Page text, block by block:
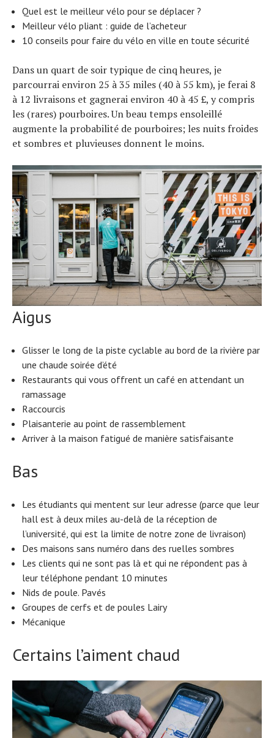
Quel est le meilleur vélo pour se déplacer ?
Meilleur vélo pliant : guide de l’acheteur
10 conseils pour faire du vélo en ville en toute sécurité
Dans un quart de soir typique de cinq heures, je
parcourrai environ 25 à 35 miles (40 à 55 km), je ferai 8
à 12 livraisons et gagnerai environ 40 à 45 £, y compris
les (rares) pourboires. Un beau temps ensoleillé
augmente la probabilité de pourboires; les nuits froides
et sombres et pluvieuses donnent le moins.
Aigus
Glisser le long de la piste cyclable au bord de la rivière par
une chaude soirée d’été
Restaurants qui vous offrent un café en attendant un
ramassage
Raccourcis
Plaisanterie au point de rassemblement
Arriver à la maison fatigué de manière satisfaisante
Bas
Les étudiants qui mentent sur leur adresse (parce que leur
hall est à deux miles au-delà de la réception de
l’université, qui est la limite de notre zone de livraison)
Des maisons sans numéro dans des ruelles sombres
Les clients qui ne sont pas là et qui ne répondent pas à
leur téléphone pendant 10 minutes
Nids de poule. Pavés
Groupes de cerfs et de poules Lairy
Mécanique
Certains l’aiment chaud